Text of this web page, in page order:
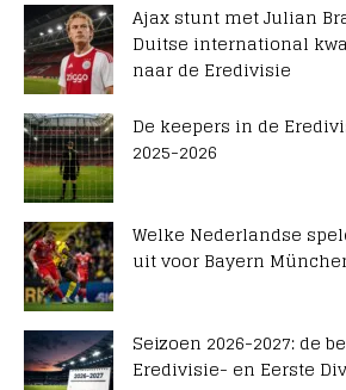
Ajax stunt met Julian
Duitse international
naar de Eredivisie
De keepers in de
2025-2026
Welke Nederlandse
uit voor Bayern
Seizoen 2026-2027: de
Eredivisie- en Eerste